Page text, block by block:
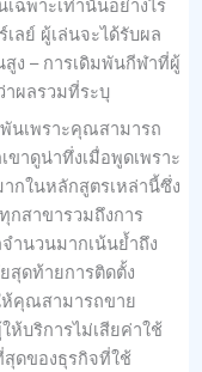
ฉพาะเท่านั้นอย่างไร
ลย์ ผู้เล่นจะได้รับผล
ง – การเดิมพันกีฬาที่ผู้
าผลรวมที่ระบุ
นเพราะคุณสามารถ
ขาดูน่าทึ่งเมื่อพูดเพราะ
กในหลักสูตรเหล่านี้ซึ่ง
สาขารวมถึงการ
ำนวนมากเน้นย้ำถึง
สุดท้ายการติดตั้ง
คุณสามารถขาย
ห้บริการไม่เสียค่าใช้
ดของธุรกิจที่ใช้